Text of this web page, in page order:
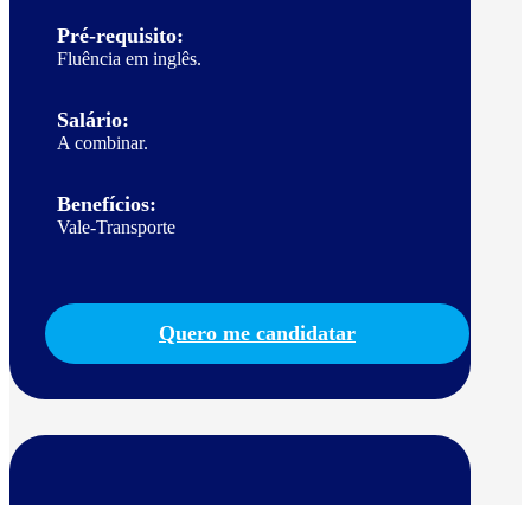
Pré-requisito:
Fluência em inglês.
Salário:
A combinar.
Benefícios:
Vale-Transporte
Quero me candidatar